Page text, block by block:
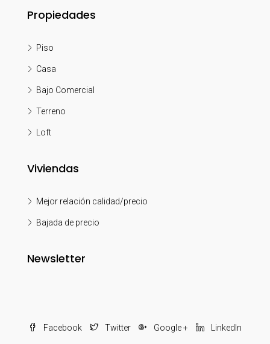
Propiedades
Piso
Casa
Bajo Comercial
Terreno
Loft
Viviendas
Mejor relación calidad/precio
Bajada de precio
Newsletter
Facebook Twitter Google + LinkedIn